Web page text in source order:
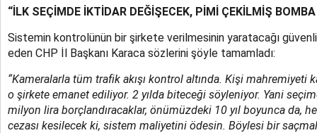
“İLK SEÇİMDE İKTİDAR DEĞİŞECEK, PİMİ ÇEKİLMİŞ
Sistemin kontrolünün bir şirkete verilmesinin yaratacağı
eden CHP İl Başkanı Karaca sözlerini şöyle tamamladı:
“Kameralarla tüm trafik akışı kontrol altında. Kişi mahremiyeti
o şirkete emanet ediliyor. 2 yılda biteceği söyleniyor. Yani
milyon lira borçlandıracaklar, önümüzdeki 10 yıl boyunca da,
cezası kesilecek ki, sistem maliyetini ödesin. Böylesi bir